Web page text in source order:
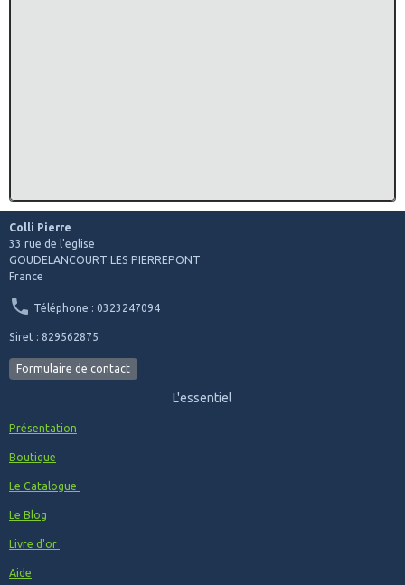
Colli Pierre
33 rue de l'eglise
GOUDELANCOURT LES PIERREPONT
France
Téléphone : 0323247094
Siret : 829562875
Formulaire de contact
L'essentiel
Présentation
Boutique
Le Catalogue
Le Blog
Livre d'or
Aide